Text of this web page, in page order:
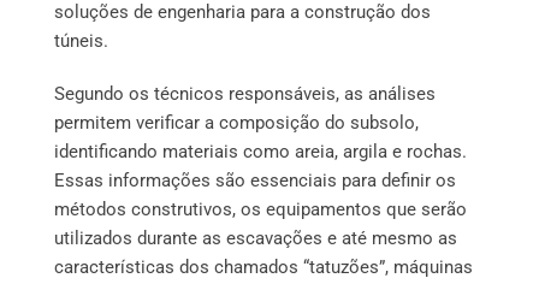
soluções de engenharia para a construção dos
túneis.
Segundo os técnicos responsáveis, as análises
permitem verificar a composição do subsolo,
identificando materiais como areia, argila e rochas.
Essas informações são essenciais para definir os
métodos construtivos, os equipamentos que serão
utilizados durante as escavações e até mesmo as
características dos chamados “tatuzões”, máquinas